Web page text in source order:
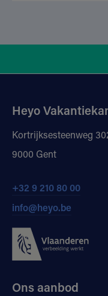
Heyo
Kortrijksesteenweg
9000 Gent
+32 9 210 80 00
info@heyo.be
Ons aanbod